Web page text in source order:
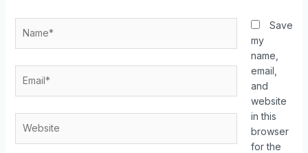
Save
my
name,
email,
and
website
in this
browser
for the